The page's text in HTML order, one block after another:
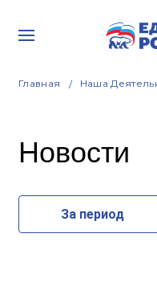
Главная Наша
Новости
За период